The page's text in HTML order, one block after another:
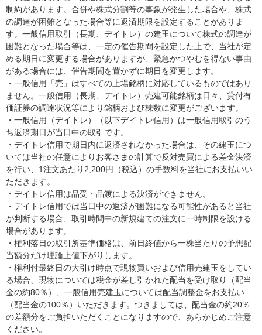
制約があります。合併や株式分割等の事象が発生した場合や、株式
の調達が困難となった場合等に返済期限を設定することがありま
す。一般信用取引（長期、デイトレ）の建玉について株式の調達が
困難となった場合等は、一定の催告期間を設定した上で、当社が定
める期日に変更する場合がありますが、緊急かつやむを得ない事由
がある場合には、催告期間を置かずに期日を変更します。
・一般信用「売」はすべての上場銘柄に対応しているものではあり
ません。一般信用（長期、デイトレ）売建可能銘柄は日々、貸付有
価証券の調達状況等により銘柄および株数に変更がございます。
・一般信用（デイトレ）（以下デイトレ信用）は一般信用取引のう
ち返済期日が当日中の取引です。
・デイトレ信用で期日内に返済されなかった場合は、その建玉につ
いては当社の任意によりお客さまの計算で反対売買による差金決済
を行い、1注文あたり2,200円（税込）の手数料を当社にお支払いい
ただきます。
・デイトレ信用は品受・品渡による決済ができません。
・デイトレ信用では当日中の返済が困難になる可能性があると当社
が判断する場合、取引時間中の新規建ての注文に一時制限を設ける
場合があります。
・権利落日の取引所基準価格は、前日終値から一株当たりの予想配
当額分だけ理論上値下がりします。
・権利付最終日の大引け時点で現物買いおよび信用売建玉をしてい
る場合、現物については税金が差し引かれた配当を受け取り（配当
金の約80％）、一般信用売建玉については配当調整金をお支払い
（配当金の100％）いただきます。つきましては、配当金の約20％
の差額分をご負担いただくことになりますので、あらかじめご注意
ください。